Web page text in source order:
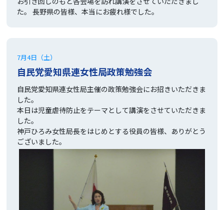
た。 長野県の皆様、本当にお疲れ様でした。
7月4日（土）
自民党愛知県連女性局政策勉強会
自民党愛知県連女性局主催の政策勉強会にお招きいただきま
した。
本日は児童虐待防止をテーマとして講演をさせていただきま
した。
神戸ひろみ女性局長をはじめとする役員の皆様、ありがとう
ございました。